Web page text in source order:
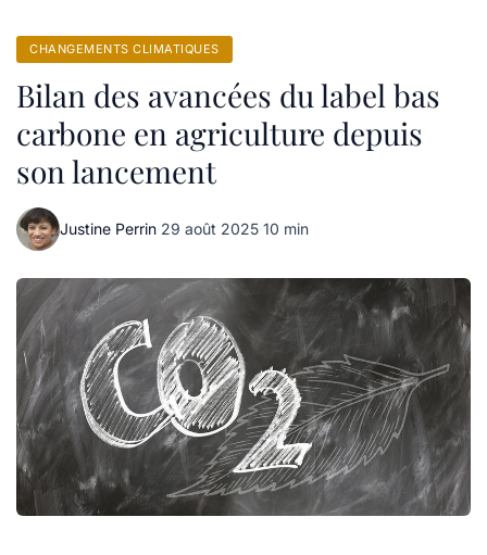
CHANGEMENTS CLIMATIQUES
Bilan des avancées du label bas
carbone en agriculture depuis
son lancement
Justine Perrin·29 août 2025·10 min